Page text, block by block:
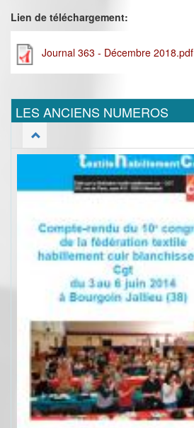
Lien de téléchargement:
Journal 363 - Décembre 2018.pdf
LES ANCIENS NUMEROS